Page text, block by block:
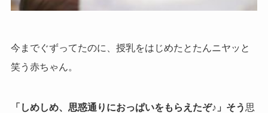
今までぐずってたのに、授乳をはじめたとたんニヤッと
笑う赤ちゃん。
「しめしめ、思惑通りにおっぱいをもらえたぞ♪」そう 思